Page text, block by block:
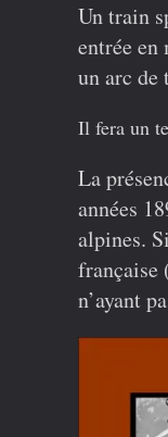
Un train
entrée en
un arc
Il fera un
La
années
alpines.
française
n’ayant